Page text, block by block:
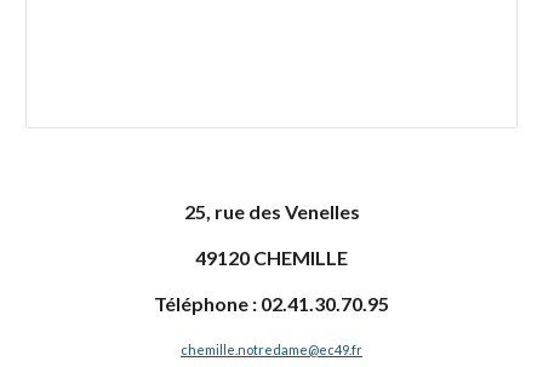
25, rue des Venelles
49120 CHEMILLE
Téléphone : 02.41.30.70.95
chemille.notredame@ec49.fr